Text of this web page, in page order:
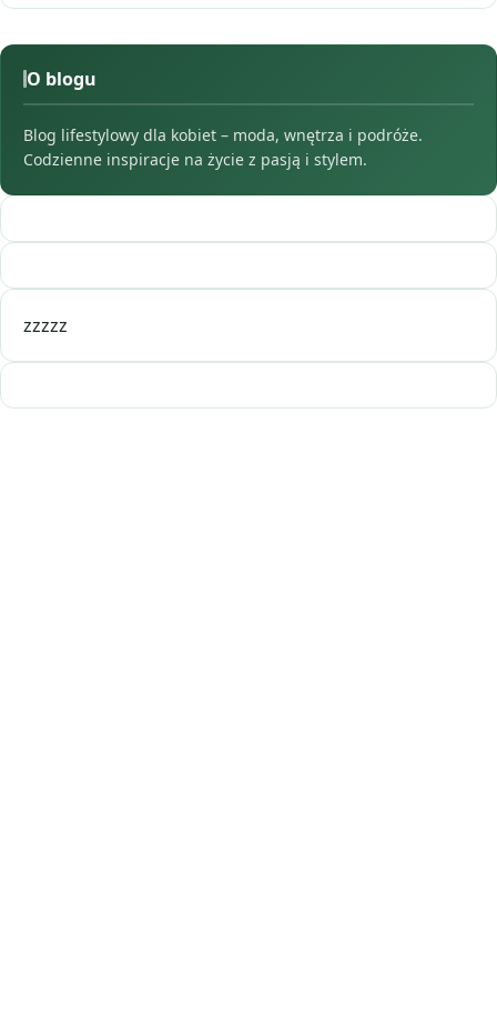
O blogu
Blog lifestylowy dla kobiet – moda, wnętrza i podróże.
Codzienne inspiracje na życie z pasją i stylem.
zzzzz